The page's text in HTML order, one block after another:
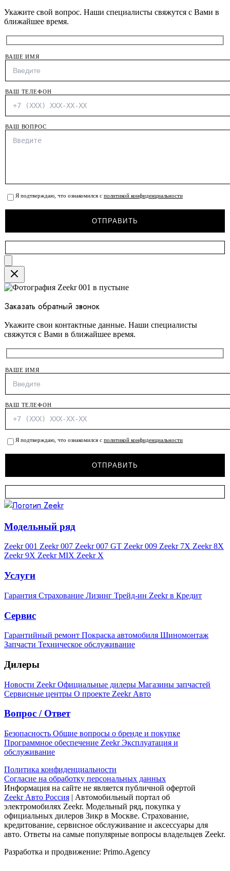
Укажите свой вопрос. Наши специалисты свяжутся с Вами в
ближайшее время.
ВАШЕ ИМЯ
ВАШ ТЕЛЕФОН
ВАШ ВОПРОС
Я подтверждаю, что ознакомился с политикой конфиденциальности
Close
Заказать обратный звонок
Укажите свои контактные данные. Наши специалисты
свяжутся с Вами в ближайшее время.
ВАШЕ ИМЯ
ВАШ ТЕЛЕФОН
Я подтверждаю, что ознакомился с политикой конфиденциальности
Модельный ряд
Zeekr 001 Zeekr 007 Zeekr 007 GT Zeekr 009 Zeekr 7X Zeekr 8X
Zeekr 9X Zeekr MIX Zeekr X
Услуги
Гарантия Страхование Лизинг Трейд-ин Zeekr в Кредит
Сервис
Гарантийный ремонт Покраска автомобиля Шиномонтаж
Запчасти Техническое обслуживание
Дилеры
Новости ZeekrОфициальные дилеры Магазины запчастей
Сервисные центры О проекте Zeekr Авто
Вопрос / Ответ
Безопасность Общие вопросы о бренде и покупке
Программное обеспечение ZeekrЭксплуатация и
обслуживание
Политика конфиденциальности
Согласие на обработку персональных данных
Информация на сайте не является публичной офертой
Zeekr Авто Россия | Автомобильный портал об
электромобилях Zeekr. Модельный ряд, покупка у
официальных дилеров Зикр в Москве. Страхование,
кредитование, сервисное обслуживание и аксессуары для
авто. Ответы на самые популярные вопросы владельцев Zeekr.
Разработка и продвижение: Primo.Agency